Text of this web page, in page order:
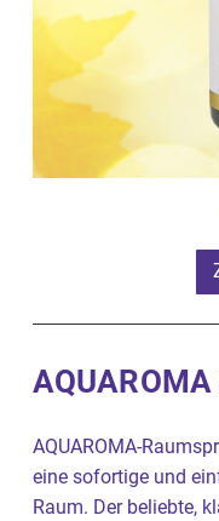
AQUAROMA-
eine sofortige und
Raum. Der beliebte,